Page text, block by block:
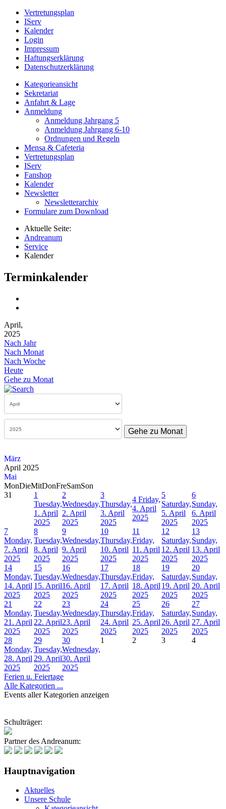
Vertretungsplan
IServ
Kalender
Login
Impressum
Haftungserklärung
Datenschutzerklärung
Kategorieansicht
Sekretariat
Anfahrt & Lage
Anmeldung
Anmeldung Jahrgang 5
Anmeldung Jahrgang 6-10
Ordnungen und Regeln
Mensa & Cafeteria
Vertretungsplan
IServ
Fanshop
Kalender
Newsletter
Newsletterarchiv
Formulare zum Download
Aktuelle Seite:
Andreanum
Service
Kalender
Terminkalender
April,
2025
Nach Jahr
Nach Monat
Nach Woche
Heute
Gehe zu Monat
Gehe zu Monat
März
April 2025
Mai
MonDieMitDonFreSamSon
31
1
Tuesday,
1. April
2025
2
Wednesday,
2. April
2025
3
Thursday,
3. April
2025
4 Friday,
4. April
2025
5
Saturday,
5. April
2025
6
Sunday,
6. April
2025
7
Monday,
7. April
2025
8
Tuesday,
8. April
2025
9
Wednesday,
9. April
2025
10
Thursday,
10. April
2025
11
Friday,
11. April
2025
12
Saturday,
12. April
2025
13
Sunday,
13. April
2025
14
Monday,
14. April
2025
15
Tuesday,
15. April
2025
16
Wednesday,
16. April
2025
17
Thursday,
17. April
2025
18
Friday,
18. April
2025
19
Saturday,
19. April
2025
20
Sunday,
20. April
2025
21
Monday,
21. April
2025
22
Tuesday,
22. April
2025
23
Wednesday,
23. April
2025
24
Thursday,
24. April
2025
25
Friday,
25. April
2025
26
Saturday,
26. April
2025
27
Sunday,
27. April
2025
28
Monday,
28. April
2025
29
Tuesday,
29. April
2025
30
Wednesday,
30. April
2025
1 2 3 4
Ferien u. Feiertage
Alle Kategorien ...
Events aller Kategorien anzeigen
Schulträger:
Partner des Andreanum:
Hauptnavigation
Aktuelles
Unsere Schule